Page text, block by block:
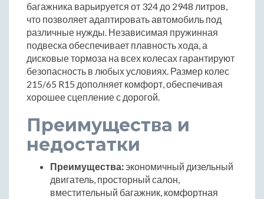
багажника варьируется от 324 до 2948 литров,
что позволяет адаптировать автомобиль под
различные нужды. Независимая пружинная
подвеска обеспечивает плавность хода, а
дисковые тормоза на всех колесах гарантируют
безопасность в любых условиях. Размер колес
215/65 R15 дополняет комфорт, обеспечивая
хорошее сцепление с дорогой.
Преимущества и
недостатки
Преимущества:экономичный дизельный
двигатель, просторный салон,
вместительный багажник, комфортная